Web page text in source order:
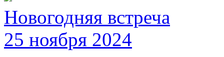
Новогодняя встреча
25 ноября 2024